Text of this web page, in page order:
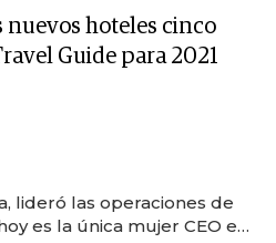
nuevos hoteles cinco
Guide para 2021
lideró las operaciones de
es la única mujer CEO en